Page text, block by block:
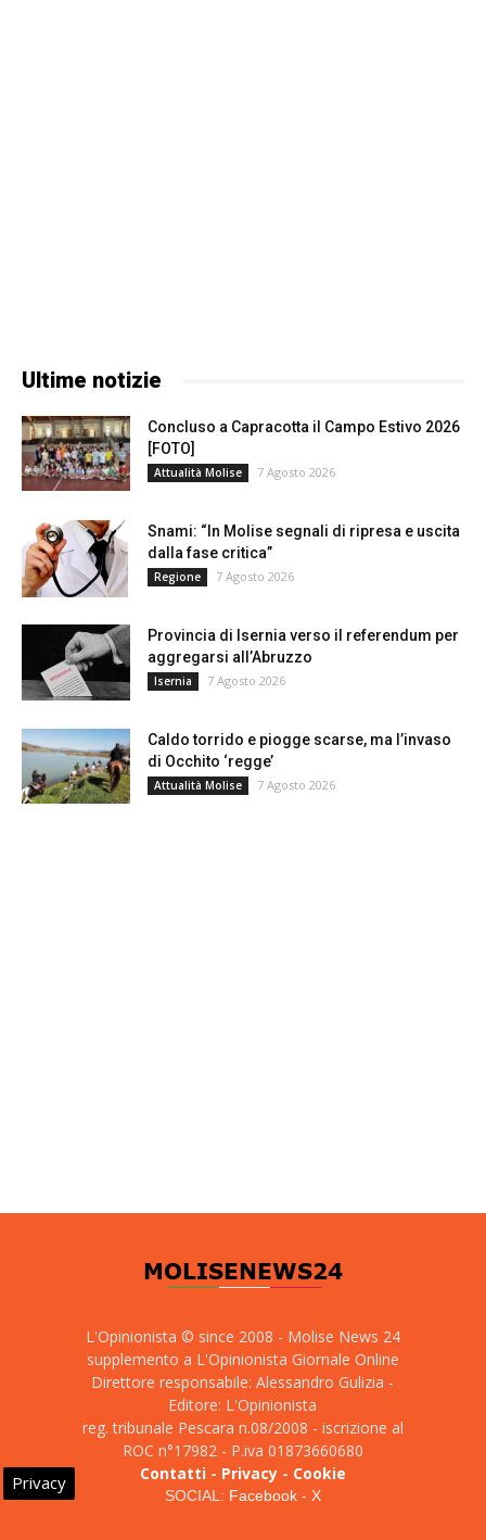
Ultime notizie
Concluso a Capracotta il Campo Estivo 2026
[FOTO]
Attualità Molise 7 Agosto 2026
Snami: “In Molise segnali di ripresa e uscita
dalla fase critica”
Regione 7 Agosto 2026
Provincia di Isernia verso il referendum per
aggregarsi all’Abruzzo
Isernia 7 Agosto 2026
Caldo torrido e piogge scarse, ma l’invaso
di Occhito ‘regge’
Attualità Molise 7 Agosto 2026
L'Opinionista © since 2008 - Molise News 24
supplemento a L'Opinionista Giornale Online
Direttore responsabile: Alessandro Gulizia -
Editore: L'Opinionista
reg. tribunale Pescara n.08/2008 - iscrizione al
ROC n°17982 - P.iva 01873660680
Contatti- Privacy- Cookie
SOCIAL: Facebook- X
Privacy